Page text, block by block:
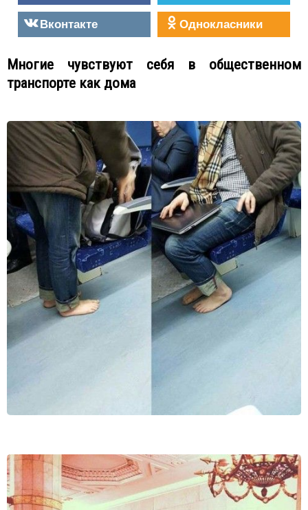
Вконтакте
Однокласники
Многие чувствуют себя в общественном
транспорте как дома